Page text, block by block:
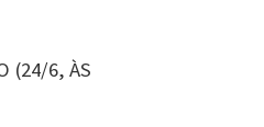
(24/6, ÀS